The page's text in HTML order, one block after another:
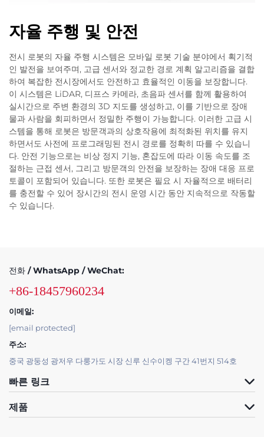
자율 주행 및 안전
전시 로봇의 자율 주행 시스템은 모바일 로봇 기술 분야에서 획기적
인 발전을 보여주며, 고급 센서와 정교한 경로 계획 알고리즘을 결합
하여 복잡한 전시장에서도 안전하고 효율적인 이동을 보장합니다.
이 시스템은 LiDAR, 디프스 카메라, 초음파 센서를 함께 활용하여
실시간으로 주변 환경의 3D 지도를 생성하고, 이를 기반으로 장애
물과 사람을 회피하면서 정밀한 주행이 가능합니다. 이러한 고급 시
스템을 통해 로봇은 방문객과의 상호작용에 최적화된 위치를 유지
하면서도 사전에 프로그래밍된 전시 경로를 정확히 따를 수 있습니
다. 안전 기능으로는 비상 정지 기능, 혼잡도에 따라 이동 속도를 조
절하는 근접 센서, 그리고 방문객의 안전을 보장하는 장애 대응 프로
토콜이 포함되어 있습니다. 또한 로봇은 필요 시 자율적으로 배터리
를 충전할 수 있어 장시간의 전시 운영 시간 동안 지속적으로 작동할
수 있습니다.
전화 / WhatsApp / WeChat:
+86-18457960234
이메일:
[email protected]
주소:
중국 광둥성 광저우 다룽가도 시장 신루 신수이켕 구간 41번지 514호
빠른 링크
제품